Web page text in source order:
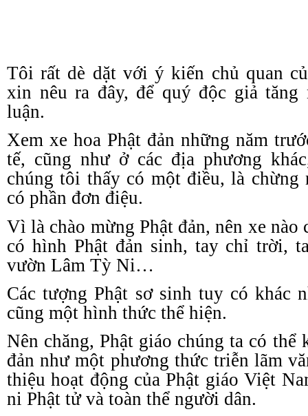
Tôi rất dè dặt với ý kiến chủ quan
xin nêu ra đây, để quý độc giả tăng
luận.
Xem xe hoa Phật đản những năm
tế, cũng như ở các địa phương
chúng tôi thấy có một điều, là chừng
có phần đơn điệu.
Vì là chào mừng Phật đản, nên xe nào
có hình Phật đản sinh, tay chỉ trời,
vườn Lâm Tỳ Ni…
Các tượng Phật sơ sinh tuy có khác
cũng một hình thức thể hiện.
Nên chăng, Phật giáo chúng ta có thể
đản như một phương thức triễn lãm
thiệu hoạt động của Phật giáo Việt
ni Phật tử và toàn thể người dân.